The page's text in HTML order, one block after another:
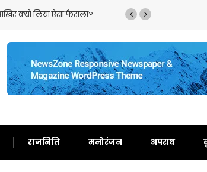
‘गदर 2’ ने सनी देओल के लौटाए अच्छे दिन,फिर
राजनिति मनोरंजन अपराध